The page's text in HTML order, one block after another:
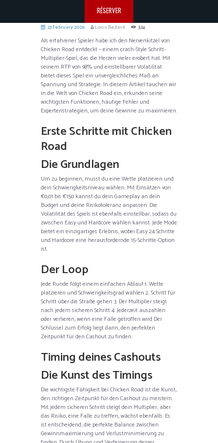
RÉSERVER
23 February 2026 Louis Bedard 324
Als erfahrener Spieler habe ich den Nervenkitzel von
Chicken Road entdeckt – einem crash-Style Schritt-
Multiplier-Spiel, das die Herzen vieler erobert hat. Mit
seinem RTP von 98% und einstellbarer Volatilität
bietet dieses Spiel ein unvergleichliches Maß an
Spannung und Strategie. In diesem Artikel tauchen wir
in die Welt von Chicken Road ein, erkunden seine
wichtigsten Funktionen, häufige Fehler und
Expertenstrategien, um deine Gewinne zu maximieren.
Erste Schritte mit Chicken
Road
Die Grundlagen
Um zu beginnen, musst du eine Wette platzieren und
dein Schwierigkeitsniveau wählen. Mit Einsätzen von
€0,01 bis €150 kannst du dein Gameplay an dein
Budget und deine Risikotoleranz anpassen. Die
Volatilität des Spiels ist ebenfalls einstellbar, sodass du
zwischen Easy und Hardcore wählen kannst. Jede Mode
bietet ein einzigartiges Erlebnis, wobei Easy 24 Schritte
und Hardcore eine herausfordernde 15-Schritte-Option
ist.
Der Loop
Jede Runde folgt einem einfachen Ablauf:1. Wette
platzieren und Schwierigkeitsgrad wählen 2. Schritt für
Schritt über die Straße gehen 3. Der Multiplier steigt
nach jedem sicheren Schritt 4. Jederzeit auszahlen
oder verlieren, wenn eine Falle getroffen wird Der
Schlüssel zum Erfolg liegt darin, den perfekten
Zeitpunkt für den Cashout zu finden.
Timing deines Cashouts
Die Kunst des Timings
Die wichtigste Fähigkeit bei Chicken Road ist die Kunst,
den richtigen Zeitpunkt für den Cashout zu meistern.
Mit jedem sicheren Schritt steigt dein Multiplier, aber
das Risiko, eine Falle zu treffen, wächst ebenfalls. Es
ist entscheidend, die perfekte Balance zwischen
Gewinnmaximierung und Verlustminimierung zu